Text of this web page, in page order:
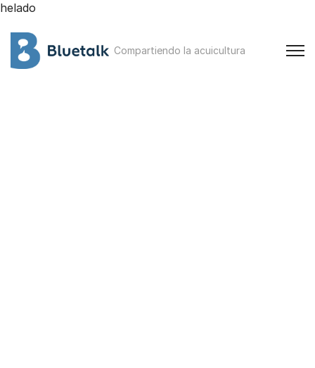
helado
Compartiendo la acuicultura